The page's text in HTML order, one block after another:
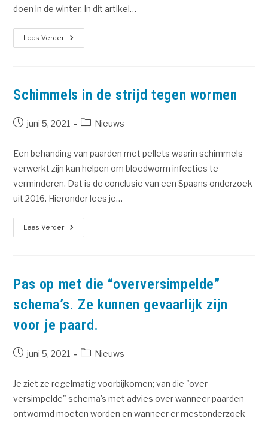
doen in de winter. In dit artikel…
Lees Verder
Schimmels in de strijd tegen wormen
juni 5, 2021 Nieuws
Een behanding van paarden met pellets waarin schimmels
verwerkt zijn kan helpen om bloedworm infecties te
verminderen. Dat is de conclusie van een Spaans onderzoek
uit 2016. Hieronder lees je…
Lees Verder
Pas op met die “overversimpelde”
schema’s. Ze kunnen gevaarlijk zijn
voor je paard.
juni 5, 2021 Nieuws
Je ziet ze regelmatig voorbijkomen; van die "over
versimpelde" schema's met advies over wanneer paarden
ontwormd moeten worden en wanneer er mestonderzoek